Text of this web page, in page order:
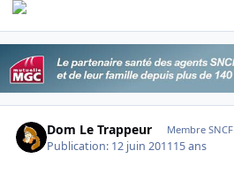
Dom Le Trappeur Membre SNCF
Publication: 12 juin 201115 ans